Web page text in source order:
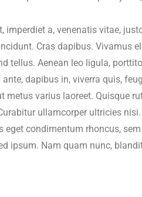
imperdiet a, venenatis vitae,
Cras dapibus. Vivamus
tellus. Aenean leo ligula,
dapibus in, viverra quis,
metus varius laoreet. Quisque
ullamcorper ultricies
eget condimentum rhoncus,
ipsum. Nam quam nunc,